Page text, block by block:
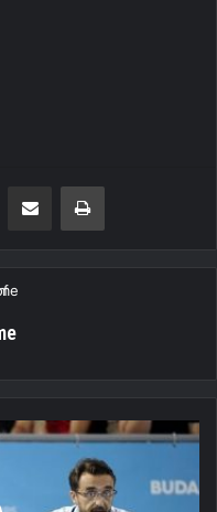
Κοινοποίηση μέσω ηλεκτρονικού ταχυδρομείουΕκτύπωση